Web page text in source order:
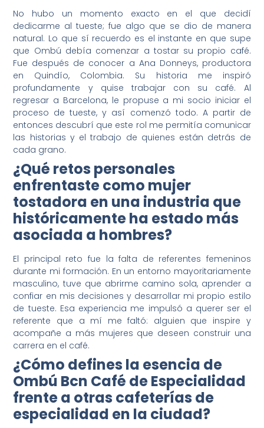
No hubo un momento exacto en el que decidí
dedicarme al tueste; fue algo que se dio de manera
natural. Lo que sí recuerdo es el instante en que supe
que Ombú debía comenzar a tostar su propio café.
Fue después de conocer a Ana Donneys, productora
en Quindío, Colombia. Su historia me inspiró
profundamente y quise trabajar con su café. Al
regresar a Barcelona, le propuse a mi socio iniciar el
proceso de tueste, y así comenzó todo. A partir de
entonces descubrí que este rol me permitía comunicar
las historias y el trabajo de quienes están detrás de
cada grano.
¿Qué retos personales
enfrentaste como mujer
tostadora en una industria que
históricamente ha estado más
asociada a hombres?
El principal reto fue la falta de referentes femeninos
durante mi formación. En un entorno mayoritariamente
masculino, tuve que abrirme camino sola, aprender a
confiar en mis decisiones y desarrollar mi propio estilo
de tueste. Esa experiencia me impulsó a querer ser el
referente que a mí me faltó: alguien que inspire y
acompañe a más mujeres que deseen construir una
carrera en el café.
¿Cómo defines la esencia de
Ombú Bcn Café de Especialidad
frente a otras cafeterías de
especialidad en la ciudad?